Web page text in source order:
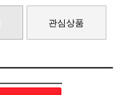
관심상품